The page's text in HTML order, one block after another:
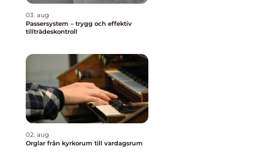
03. aug
Passersystem – trygg och effektiv
tillträdeskontroll
02. aug
Orglar från kyrkorum till vardagsrum